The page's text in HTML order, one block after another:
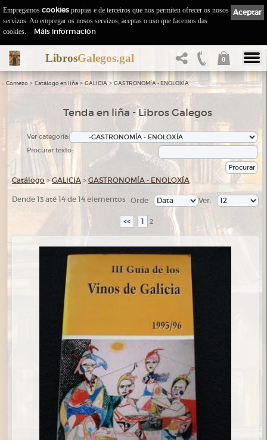
LibrosGalegos.gal 0
:: Comezo > Catálogo en liña > GALICIA> GASTRONOMÍA - ENOLOXÍA
Tenda en liña - Libros Galegos
Ver categoría:
Procurar texto:
Catálogo >GALICIA > GASTRONOMÍA - ENOLOXÍA
Dende 13 até 14 de 14 elementos Ver:
Orde
<< 1 2
Aceptar
Empregamos cookies propias e de terceiros que nos permiten ofrecer os nosos
servizos. Ao empregar os nosos servizos, aceptas o uso que facemos das
cookies.
Máis información